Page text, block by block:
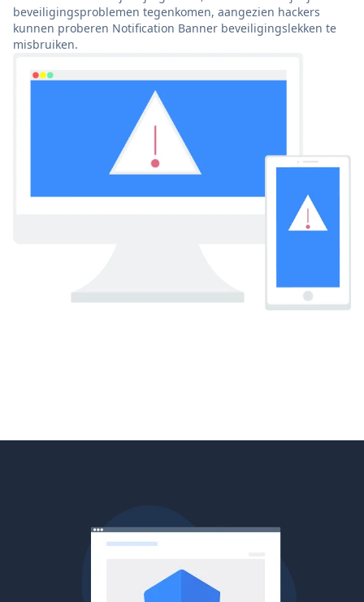
beveiligingsproblemen tegenkomen, aangezien hackers
kunnen proberen Notification Banner beveiligingslekken te
misbruiken.